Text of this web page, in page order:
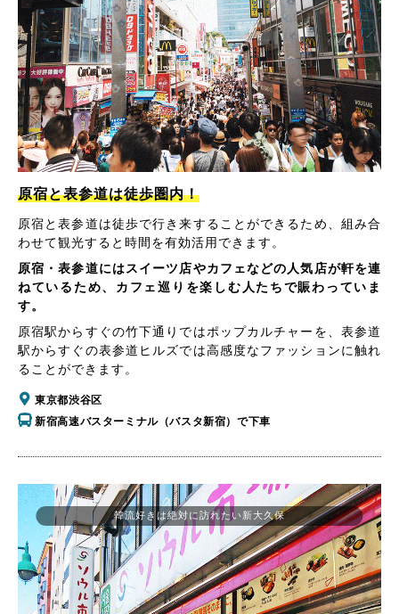
原宿と表参道は徒歩圏内！
原宿と表参道は徒歩で行き来することができるため、組み合
わせて観光すると時間を有効活用できます。
原宿・表参道にはスイーツ店やカフェなどの人気店が軒を連
ねているため、カフェ巡りを楽しむ人たちで賑わっていま
す。
原宿駅からすぐの竹下通りではポップカルチャーを、表参道
駅からすぐの表参道ヒルズでは高感度なファッションに触れ
ることができます。
東京都渋谷区
新宿高速バスターミナル（バスタ新宿）で下車
韓流好きは絶対に訪れたい新大久保